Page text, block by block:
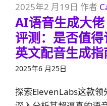
2025年2 月19日 作者
AI语音生成大
评测：是否值
英文配音生成指
2025年6 月25日
探索ElevenLabs这款